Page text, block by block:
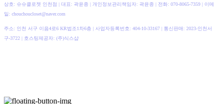
상호: 슈슈클로젯 인천점 | 대표: 곽윤종 | 개인정보관리책임자: 곽윤종 | 전화: 070-8065-7359 | 이메
일: chouchoucloset@naver.com
주소: 인천 서구 이음4로6 KR법조1차6층 | 사업자등록번호: 404-10-33167 | 통신판매: 2023-인천서
구-3722 | 호스팅제공자: (주)식스샵